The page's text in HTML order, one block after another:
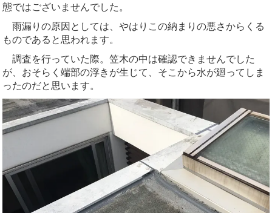
態ではございませんでした。
雨漏りの原因としては、やはりこの納まりの悪さからくる
ものであると思われます。
調査を行っていた際。笠木の中は確認できませんでした
が、おそらく端部の浮きが生じて、そこから水が廻ってしま
ったのだと思います。